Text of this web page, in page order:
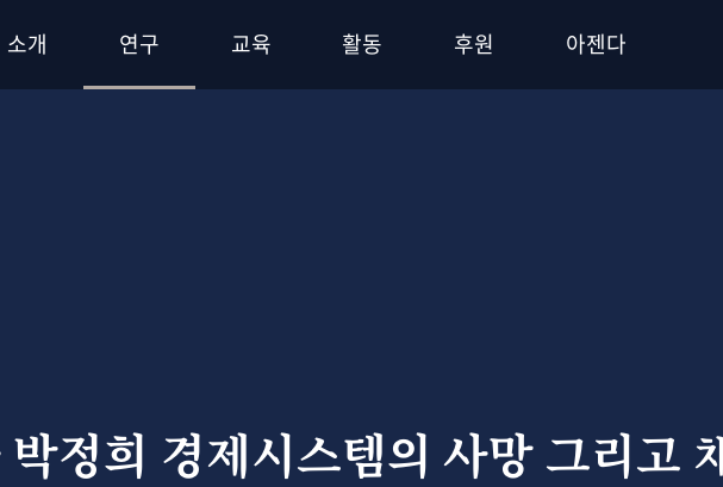
소개 연구 교육 활동 후원 아젠다
정희 경제시스템의 사망 그리고